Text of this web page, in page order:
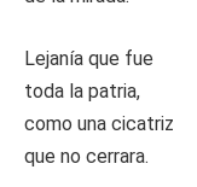
Lejanía que fue
toda la patria,
como una cicatriz
que no cerrara.